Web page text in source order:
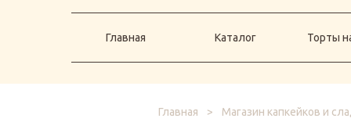
Главная Каталог Торты
Главная > Магазин капкейков и